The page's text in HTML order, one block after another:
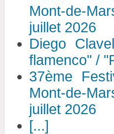
Mont-de-
juillet 2026
Diego
flamenco" /
37ème
Mont-de-
juillet 2026
[...]